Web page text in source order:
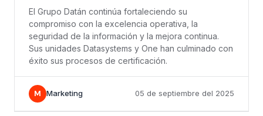
El Grupo Datán continúa fortaleciendo su
compromiso con la excelencia operativa, la
seguridad de la información y la mejora continua.
Sus unidades Datasystems y One han culminado con
éxito sus procesos de certificación.
M Marketing 05 de septiembre del 2025